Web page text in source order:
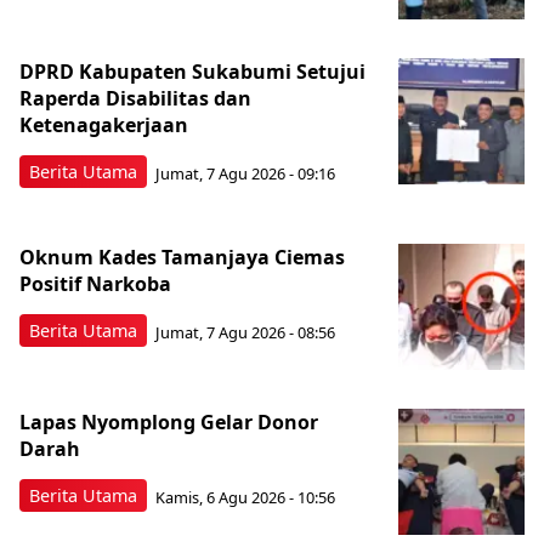
Berita Utama
DPRD Kabupaten Sukabumi Setujui
Raperda Disabilitas dan
Ketenagakerjaan
Jumat, 7 Agu 2026 - 09:16
Berita Utama
Oknum Kades Tamanjaya Ciemas
Positif Narkoba
Jumat, 7 Agu 2026 - 08:56
Berita Utama
Lapas Nyomplong Gelar Donor
Darah
Kamis, 6 Agu 2026 - 10:56